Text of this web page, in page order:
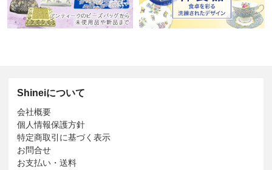
Shineiについて
会社概要
個人情報保護方針
特定商取引に基づく表示
お問合せ
お支払い・送料